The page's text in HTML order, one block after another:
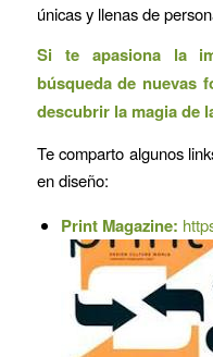
únicas y llenas de
Si te apasiona la
búsqueda de nuevas
descubrir la magia de
Te comparto algunos
en diseño:
Print Magazine: